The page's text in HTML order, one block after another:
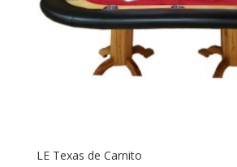
LE Texas de Carnito